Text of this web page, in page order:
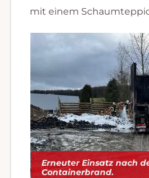
mit einem
Erneuter Einsatz nach
Containerbrand.